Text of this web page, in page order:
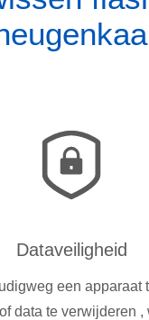
Dataveiligheid
een apparaat
data te verwijderen ,